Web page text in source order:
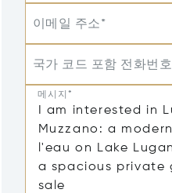
이메일 주소*
국가 코드 포함 전화번호
메시지*